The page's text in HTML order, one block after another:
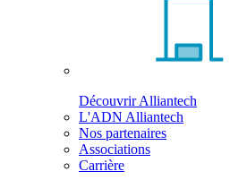
Découvrir Alliantech
L'ADN Alliantech
Nos partenaires
Associations
Carrière